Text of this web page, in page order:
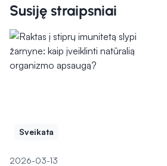
Susiję straipsniai
Sveikata
2026-03-13